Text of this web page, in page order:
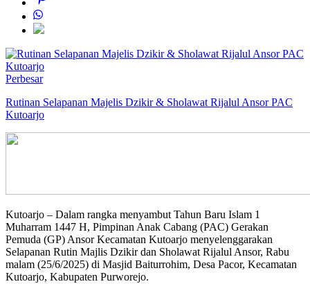
Perbesar
Rutinan Selapanan Majelis Dzikir & Sholawat Rijalul Ansor PAC
Kutoarjo
Kutoarjo – Dalam rangka menyambut Tahun Baru Islam 1
Muharram 1447 H, Pimpinan Anak Cabang (PAC) Gerakan
Pemuda (GP) Ansor Kecamatan Kutoarjo menyelenggarakan
Selapanan Rutin Majlis Dzikir dan Sholawat Rijalul Ansor, Rabu
malam (25/6/2025) di Masjid Baiturrohim, Desa Pacor, Kecamatan
Kutoarjo, Kabupaten Purworejo.